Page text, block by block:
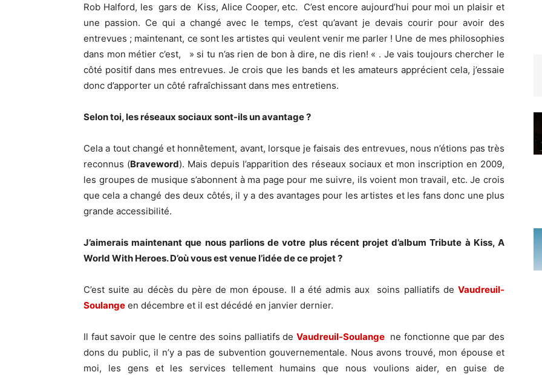
Rob Halford, les gars de Kiss, Alice Cooper, etc. C’est encore aujourd’hui pour moi un plaisir et
une passion. Ce qui a changé avec le temps, c’est qu’avant je devais courir pour avoir des
entrevues ; maintenant, ce sont les artistes qui veulent venir me parler ! Une de mes philosophies
dans mon métier c’est, » si tu n’as rien de bon à dire, ne dis rien! « . Je vais toujours chercher le
côté positif dans mes entrevues. Je crois que les bands et les amateurs apprécient cela, j’essaie
donc d’apporter un côté rafraîchissant dans mes entretiens.
Selon toi, les réseaux sociaux sont-ils un avantage ?
Cela a tout changé et honnêtement, avant, lorsque je faisais des entrevues, nous n’étions pas très
reconnus (Braveword). Mais depuis l’apparition des réseaux sociaux et mon inscription en 2009,
les groupes de musique s’abonnent à ma page pour me suivre, ils voient mon travail, etc. Je crois
que cela a changé des deux côtés, il y a des avantages pour les artistes et les fans donc une plus
grande accessibilité.
J’aimerais maintenant que nous parlions de votre plus récent projet d’album Tribute à Kiss, A
World With Heroes. D’où vous est venue l’idée de ce projet ?
C’est suite au décès du père de mon épouse. Il a été admis aux soins palliatifs de Vaudreuil-
Soulange en décembre et il est décédé en janvier dernier.
Il faut savoir que le centre des soins palliatifs de Vaudreuil-Soulangene fonctionne que par des
dons du public, il n’y a pas de subvention gouvernementale. Nous avons trouvé, mon épouse et
moi, les gens et les services tellement humains que nous voulions aider, en guise de